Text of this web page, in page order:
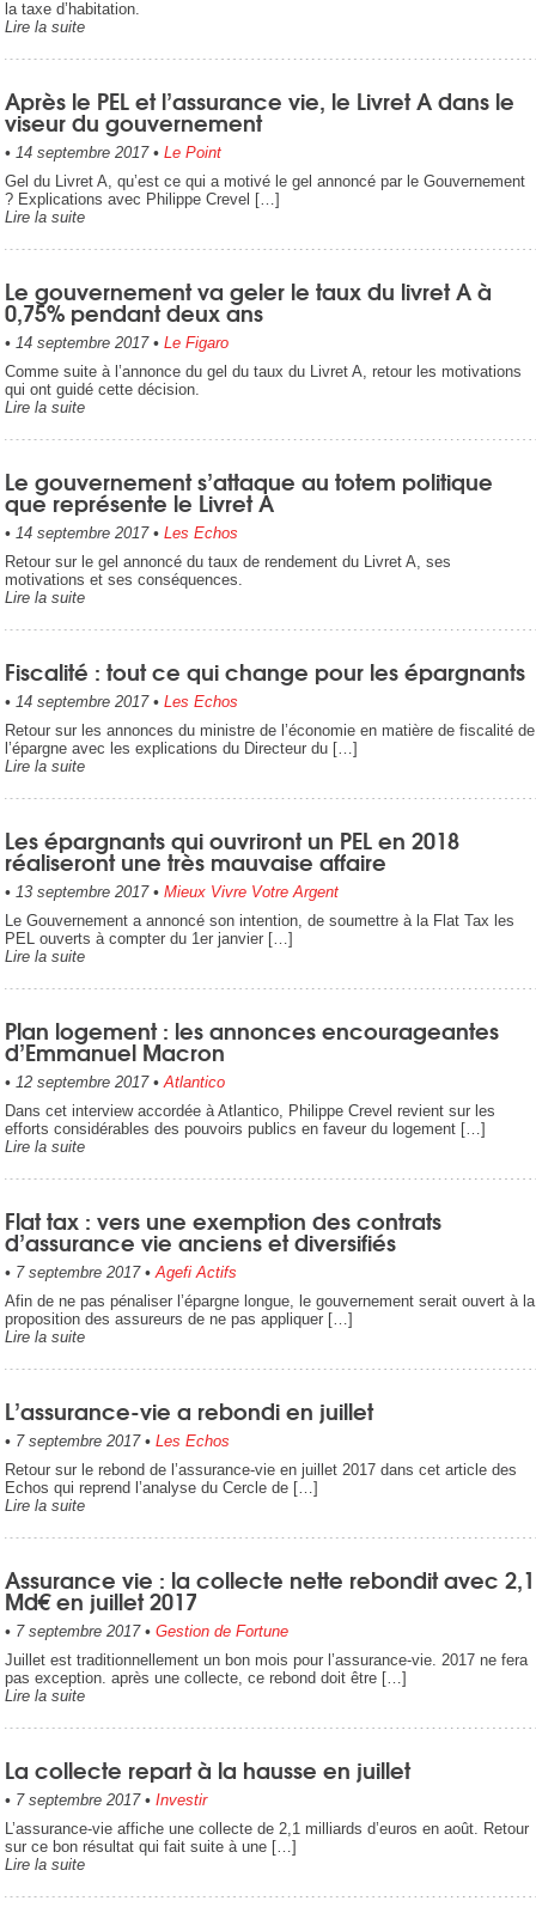
la taxe d’habitation.
Lire la suite
Après le PEL et l’assurance vie, le Livret A dans le
viseur du gouvernement
• 14 septembre 2017• Le Point
Gel du Livret A, qu’est ce qui a motivé le gel annoncé par le Gouvernement
? Explications avec Philippe Crevel […]
Lire la suite
Le gouvernement va geler le taux du livret A à
0,75% pendant deux ans
• 14 septembre 2017• Le Figaro
Comme suite à l’annonce du gel du taux du Livret A, retour les motivations
qui ont guidé cette décision.
Lire la suite
Le gouvernement s’attaque au totem politique
que représente le Livret A
• 14 septembre 2017• Les Echos
Retour sur le gel annoncé du taux de rendement du Livret A, ses
motivations et ses conséquences.
Lire la suite
Fiscalité : tout ce qui change pour les épargnants
• 14 septembre 2017• Les Echos
Retour sur les annonces du ministre de l’économie en matière de fiscalité de
l’épargne avec les explications du Directeur du […]
Lire la suite
Les épargnants qui ouvriront un PEL en 2018
réaliseront une très mauvaise affaire
• 13 septembre 2017• Mieux Vivre Votre Argent
Le Gouvernement a annoncé son intention, de soumettre à la Flat Tax les
PEL ouverts à compter du 1er janvier […]
Lire la suite
Plan logement : les annonces encourageantes
d’Emmanuel Macron
• 12 septembre 2017• Atlantico
Dans cet interview accordée à Atlantico, Philippe Crevel revient sur les
efforts considérables des pouvoirs publics en faveur du logement […]
Lire la suite
Flat tax : vers une exemption des contrats
d’assurance vie anciens et diversifiés
• 7 septembre 2017• Agefi Actifs
Afin de ne pas pénaliser l’épargne longue, le gouvernement serait ouvert à la
proposition des assureurs de ne pas appliquer […]
Lire la suite
L’assurance-vie a rebondi en juillet
• 7 septembre 2017• Les Echos
Retour sur le rebond de l’assurance-vie en juillet 2017 dans cet article des
Echos qui reprend l’analyse du Cercle de […]
Lire la suite
Assurance vie : la collecte nette rebondit avec 2,1
Md€ en juillet 2017
• 7 septembre 2017• Gestion de Fortune
Juillet est traditionnellement un bon mois pour l’assurance-vie. 2017 ne fera
pas exception. après une collecte, ce rebond doit être […]
Lire la suite
La collecte repart à la hausse en juillet
• 7 septembre 2017• Investir
L’assurance-vie affiche une collecte de 2,1 milliards d’euros en août. Retour
sur ce bon résultat qui fait suite à une […]
Lire la suite